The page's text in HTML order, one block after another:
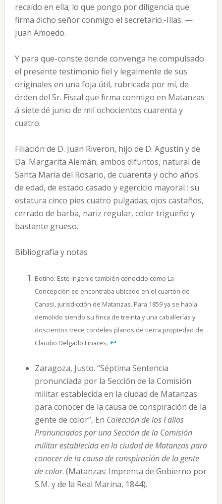
recaído en ella; lo que pongo por diligencia que
firma dicho señor conmigo el secretario.-Illas. —
Juan Amoedo.
Y para que-conste donde convenga he compulsado
el presente testimonio fiel y legalmente de sus
originales en una foja útil, rubricada por mí, de
órden del Sr. Fiscal que firma conmigo en Matanzas
á siete dé junio de mil ochocientos cuarenta y
cuatro.
Filiación de D. Juan Riveron, hijo de D. Agustín y de
Da. Margarita Alemán, ambos difuntos, natural de
Santa María del Rosario, de cuarenta y ocho años
de edad, de estado casado y egercicio mayoral : su
estatura cinco pies cuatro pulgadas; ojos castaños,
cerrado de barba, nariz regular, color trigueño y
bastante grueso.
Bibliografía y notas
Botino: Este Ingenio también conocido como La
Concepción se encontraba ubicado en el cuartón de
Canasí, jurisdicción de Matanzas. Para 1859 ya se había
demolido siendo su finca de treinta y una caballerías y
doscientos trece cordeles planos de tierra propiedad de
Claudio Delgado Linares. ↩︎
Zaragoza, Justo. “Séptima Sentencia
pronunciada por la Sección de la Comisión
militar establecida en la ciudad de Matanzas
para conocer de la causa de conspiración de la
gente de color”, En Colección de los Fallos
Pronunciados por una Sección de la Comisión
militar establecida en la ciudad de Matanzas para
conocer de la causa de conspiración de la gente
de color. (Matanzas: Imprenta de Gobierno por
S.M. y de la Real Marina, 1844).